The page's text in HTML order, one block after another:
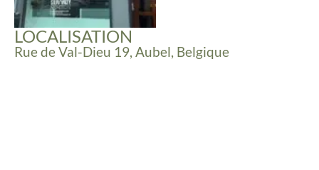
LOCALISATION
Rue de Val-Dieu 19, Aubel, Belgique